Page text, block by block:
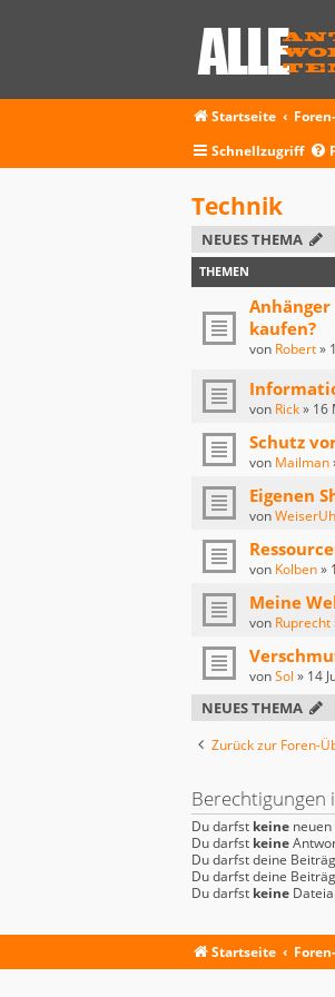
Startseite
Schnellzugriff
Technik
NEUES THEMA
THEMEN
kaufen?
von Robert»
von Rick» 16
Schutz
von Mailman
Eigenen
von
von Kolben»
Meine
von Ruprecht
vonSol » 14
NEUES THEMA
Zurück zur Foren-
Berechtigungen
Du darfst keine
Du darfst keine
Du darfst deine
Du darfst deine
Du darfst keine
Startseite